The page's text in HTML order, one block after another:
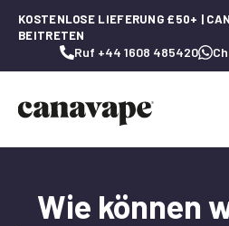
KOSTENLOSE LIEFERUNG £50+ |
BEITRETEN
Ruf +44 1608 485420
Wie können